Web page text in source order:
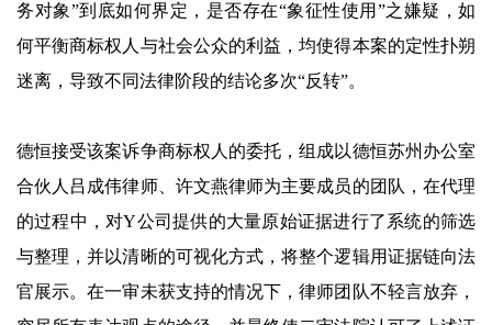
务对象”到底如何界定，是否存在“象征性使用”之嫌疑，如
何平衡商标权人与社会公众的利益，均使得本案的定性扑朔
迷离，导致不同法律阶段的结论多次“反转”。
德恒接受该案诉争商标权人的委托，组成以德恒苏州办公室
合伙人吕成伟律师、许文燕律师为主要成员的团队，在代理
的过程中，对Y公司提供的大量原始证据进行了系统的筛选
与整理，并以清晰的可视化方式，将整个逻辑用证据链向法
官展示。在一审未获支持的情况下，律师团队不轻言放弃，